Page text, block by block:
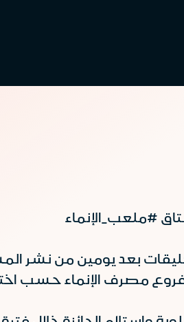
#ملعب_الإنماء
بعد يومين من نشر